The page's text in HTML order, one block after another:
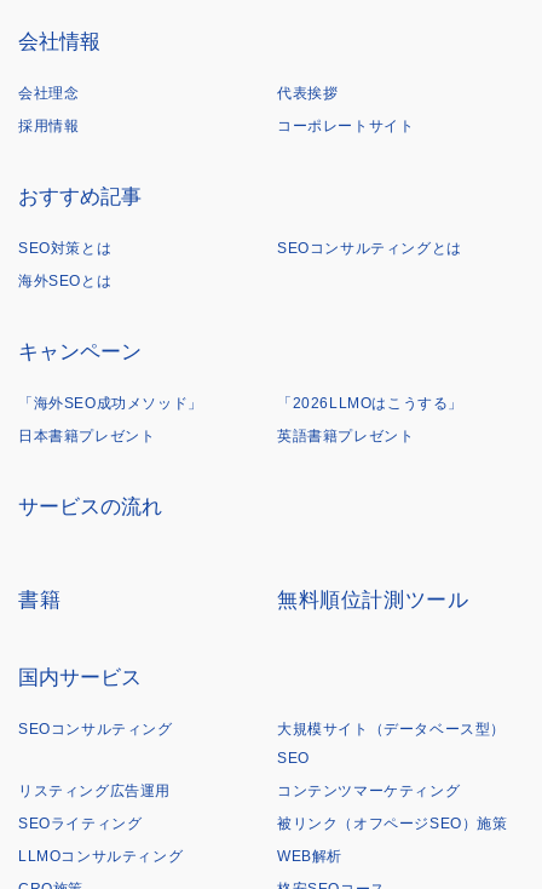
会社情報
会社理念
代表挨拶
採用情報
コーポレートサイト
おすすめ記事
SEO対策とは
SEOコンサルティングとは
海外SEOとは
キャンペーン
「海外SEO成功メソッド」
「2026LLMOはこうする」
日本書籍プレゼント
英語書籍プレゼント
サービスの流れ
書籍 無料順位計測ツール
国内サービス
SEOコンサルティング
大規模サイト（データベース型）
SEO
リスティング広告運用
コンテンツマーケティング
SEOライティング
被リンク（オフページSEO）施策
LLMOコンサルティング
WEB解析